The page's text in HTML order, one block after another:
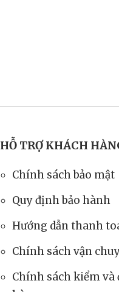
HỖ TRỢ KHÁCH
Chính sách bảo mật
Quy định bảo hành
Hướng dẫn thanh
Chính sách vận
Chính sách kiểm và